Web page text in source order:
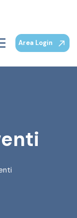
Area Login